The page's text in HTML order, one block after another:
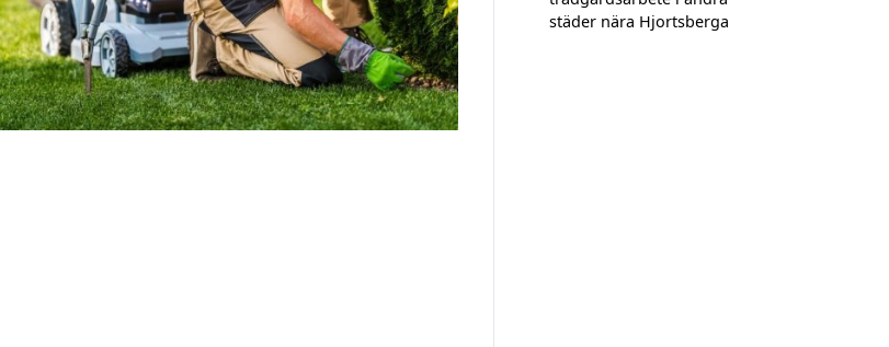
städer nära Hjortsberga